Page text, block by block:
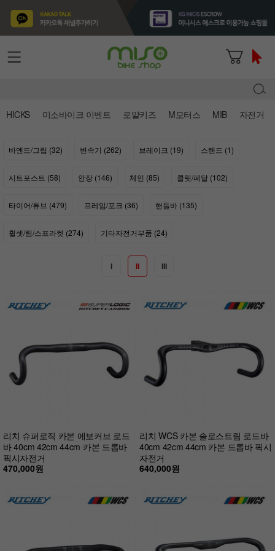
HICKS 미소바이크 이벤트 로얄키즈 M모터스 MIB 자전거
바엔드/그립 (32) 변속기 (262) 브레이크 (19) 스탠드 (1)
시트포스트 (58) 안장 (146) 체인 (85) 클릿/페달 (102)
타이어/튜브 (479) 프레임/포크 (36) 핸들바 (135)
휠셋/림/스프라켓 (274) 기타자전거부품 (24)
I II III
리치 슈퍼로직 카본 에보커브 로드
바 40cm 42cm 44cm 카본 드롭바
픽시자전거
470,000원
리치 WCS 카본 솔로스트림 로드바
40cm 42cm 44cm 카본 드롭바 픽시
자전거
640,000원